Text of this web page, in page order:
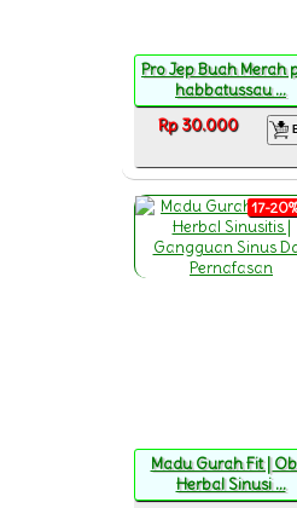
Pro Jep Buah Merah
habbatussau ...
Rp 30.000
17-
Madu Gurah Fit |
Herbal Sinusi ...